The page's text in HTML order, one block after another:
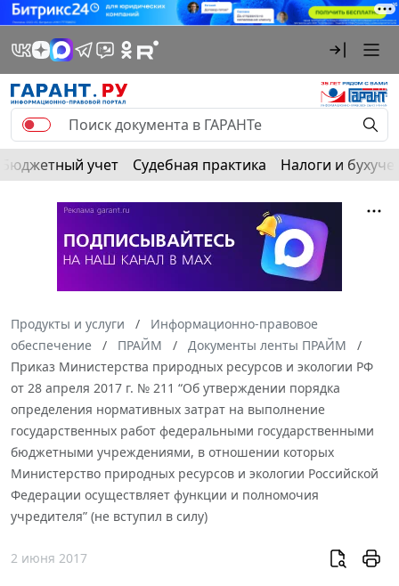
Бюджетный учет Судебная практика Налоги и
Продукты и услуги
Информационно-правовое
обеспечение
ПРАЙМ
Документы ленты ПРАЙМ
Приказ Министерства природных ресурсов и экологии РФ
от 28 апреля 2017 г. № 211 “Об утверждении порядка
определения нормативных затрат на выполнение
государственных работ федеральными государственными
бюджетными учреждениями, в отношении которых
Министерство природных ресурсов и экологии Российской
Федерации осуществляет функции и полномочия
учредителя” (не вступил в силу)
2 июня 2017